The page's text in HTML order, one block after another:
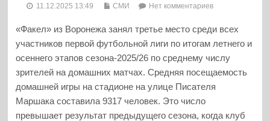
11.12.2025 13:49 СМИ Нет комментариев
«Факел» из Воронежа занял третье место среди всех
участников первой футбольной лиги по итогам летнего и
осеннего этапов сезона-2025/26 по среднему числу
зрителей на домашних матчах. Средняя посещаемость
домашней игры на стадионе на улице Писателя
Маршака составила 9317 человек. Это число
превышает результат предыдущего сезона, когда клуб